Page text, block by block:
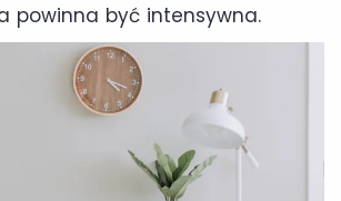
powinna być intensywna.